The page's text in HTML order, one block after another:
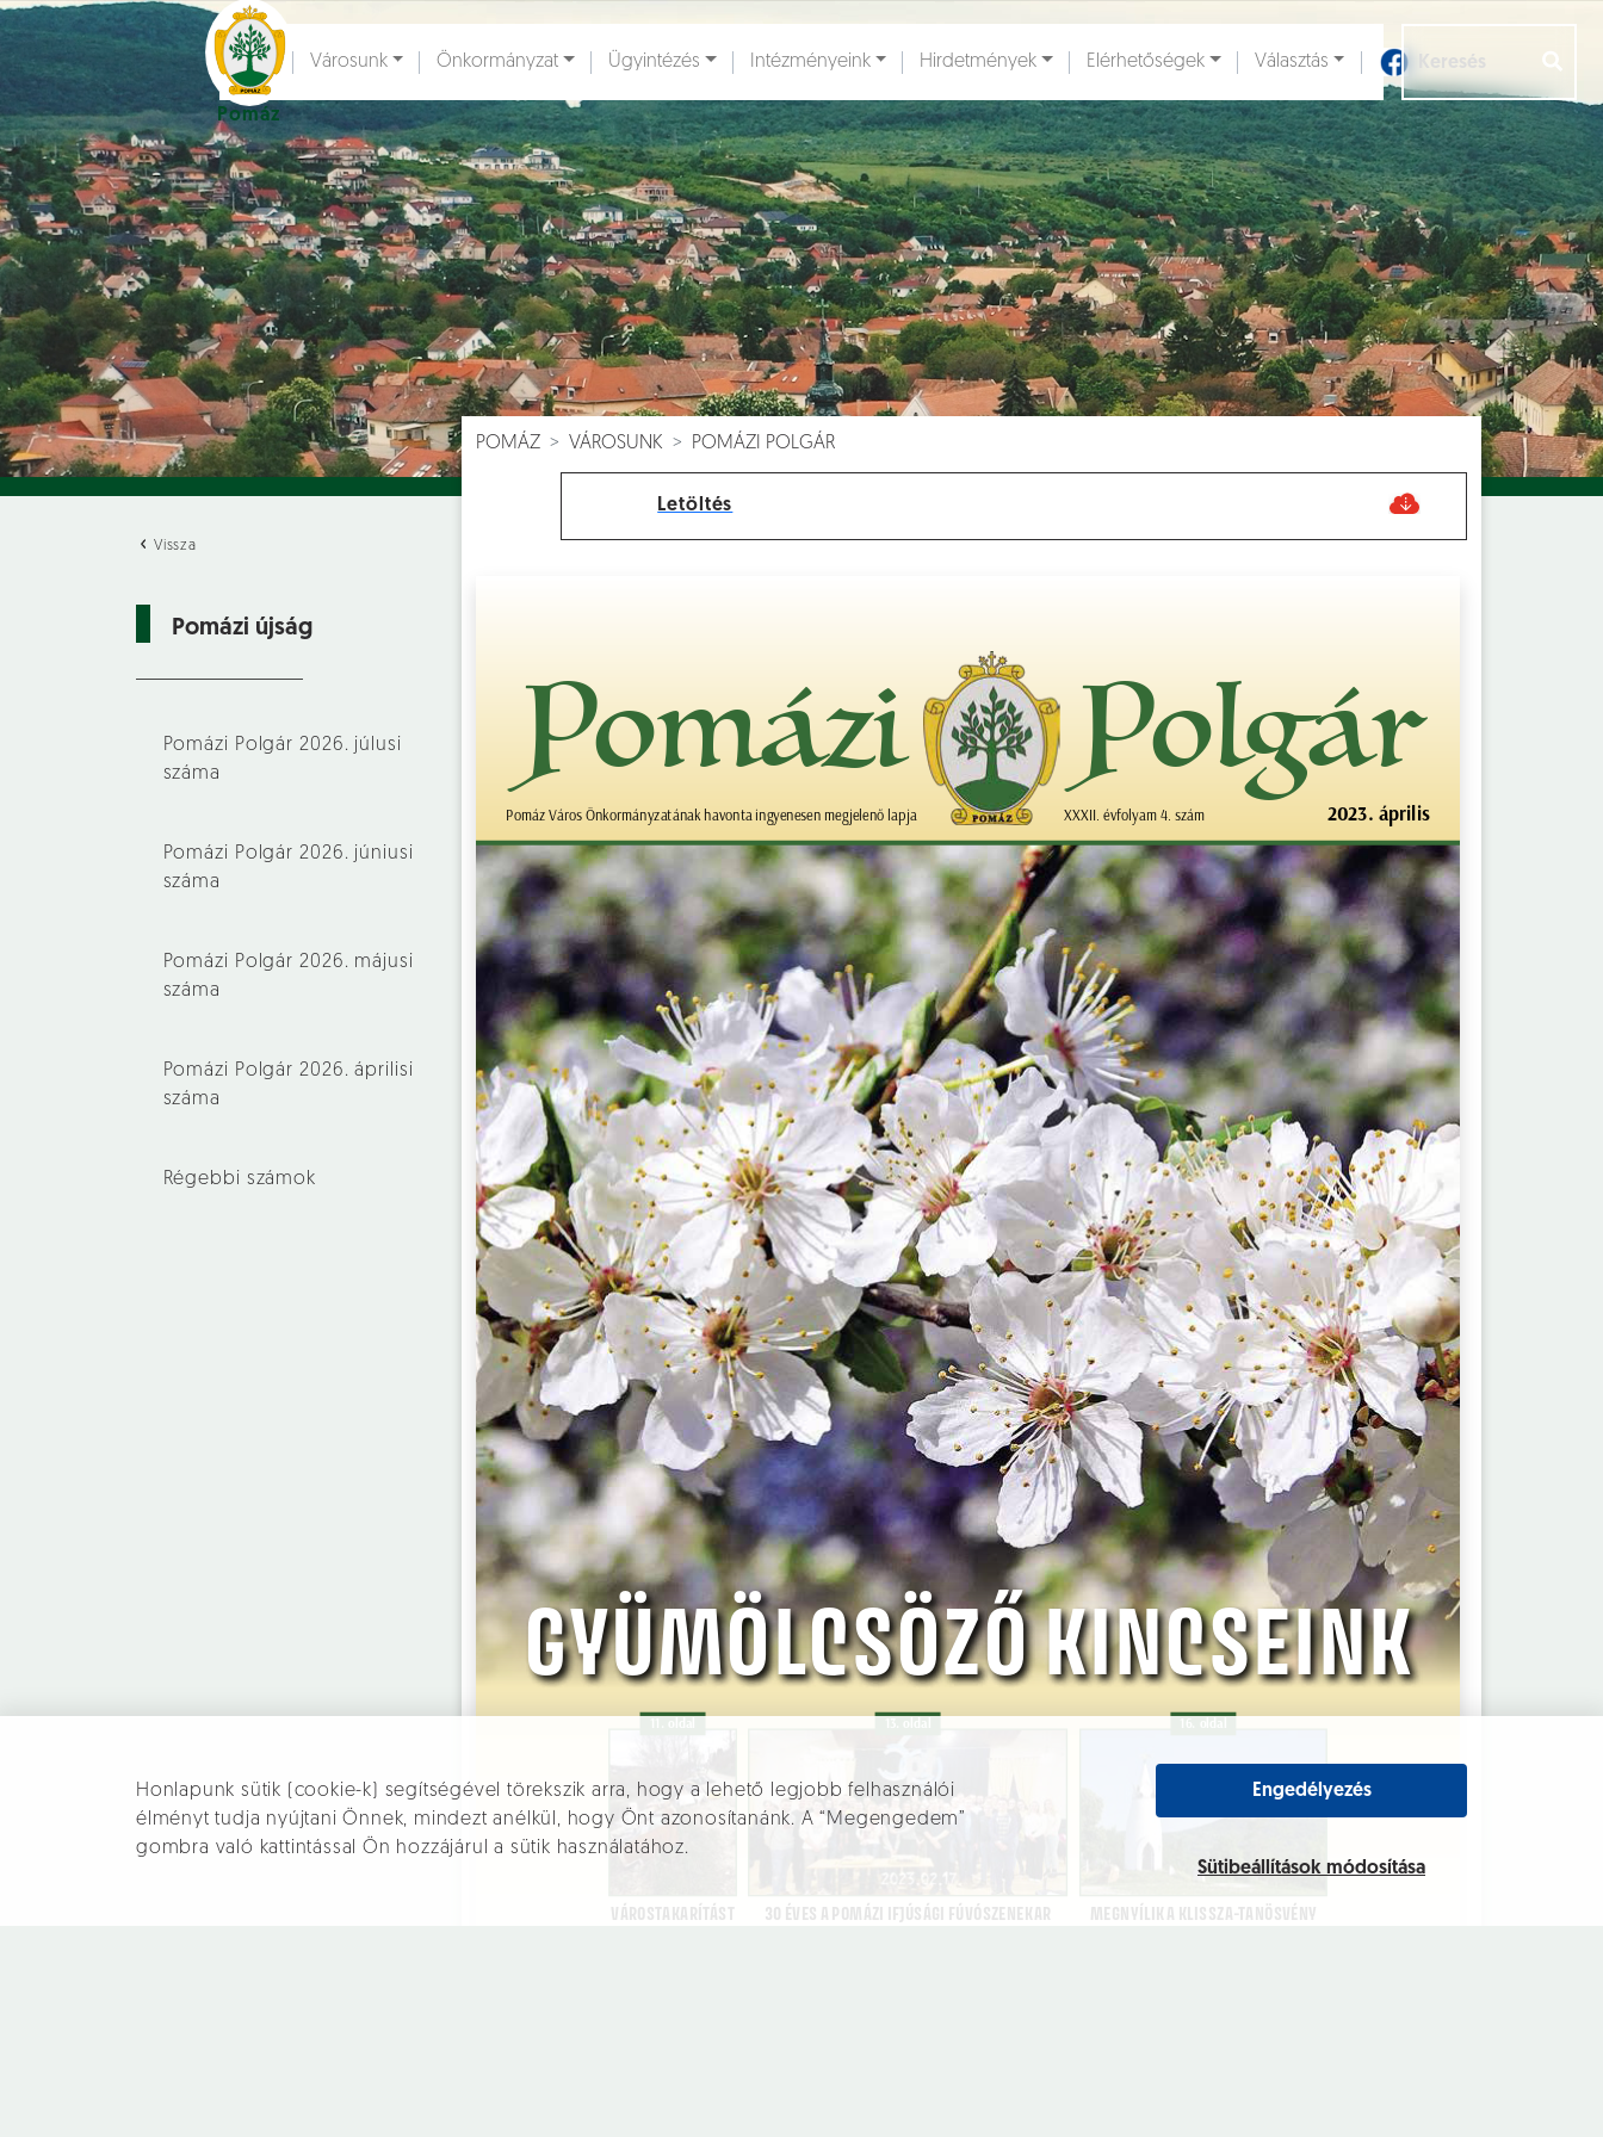
Honlapunk sütik (cookie-k) segítségével törekszik arra, hogy a lehető legjobb felhasználói
élményt tudja nyújtani Önnek, mindezt anélkül, hogy Önt azonosítanánk. A “Megengedem”
gombra való kattintással Ön hozzájárul a sütik használatához.
Engedélyezés
Sütibeállítások módosítása
Pomáz
Ugrás a fő tartalomhoz
Városunk Önkormányzat Ügyintézés Intézményeink Hirdetmények Elérhetőségek Választás
Vissza
Pomázi újság
Pomázi Polgár 2026. júlusi
száma
Pomázi Polgár 2026. júniusi
száma
Pomázi Polgár 2026. májusi
száma
Pomázi Polgár 2026. áprilisi
száma
Régebbi számok
POMÁZ VÁROSUNK POMÁZI POLGÁR
Letöltés
Hírek [] Események [ ] Dokumentumok [] Aloldalak []